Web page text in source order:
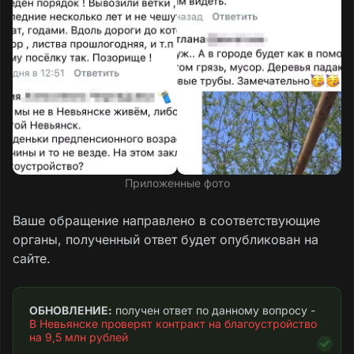
нет.
Текст обращения
Приложенные фото
Ваше обращение направлено в соответствующие
органы, полученный ответ будет опубликован на
сайте.
ОБНОВЛЕНИЕ:
В Невьянске проверят контракт на благоустройство
на 9,5 млн рублей